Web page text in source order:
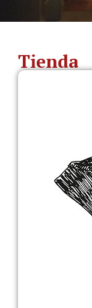
Tienda